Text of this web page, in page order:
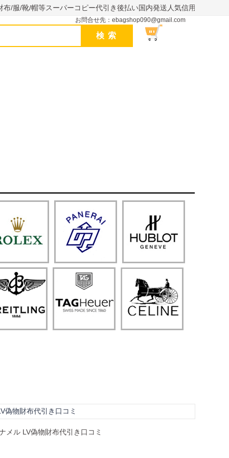
/服/靴/帽等スーパーコピー代引き後払い国内発送人気信用できるサ
お問合せ先：ebagshop090@gmail.com
偽物財布代引き口コミ
メル LV偽物財布代引き口コミ